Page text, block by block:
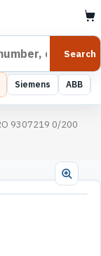
Search
Siemens ABB
9307219 0/200